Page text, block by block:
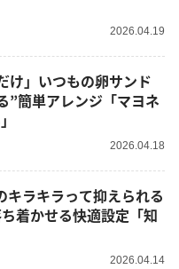
2026.04.19
け」いつもの卵サンド
”簡単アレンジ「マヨネ
2026.04.18
キラキラって抑えられる
着かせる快適設定「知
2026.04.14